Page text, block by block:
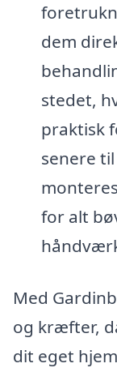
dem
stedet,
praktisk
senere
for alt
Med
og kræfter,
dit eget